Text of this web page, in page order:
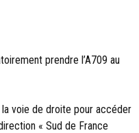
prendre l’A709 au
voie de droite pour accéder
« Sud de France